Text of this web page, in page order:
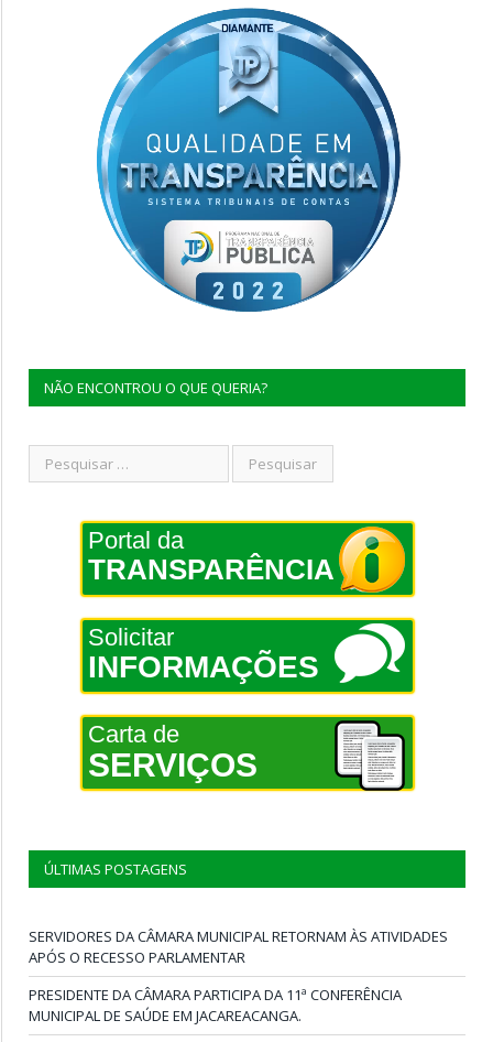
NÃO ENCONTROU O QUE QUERIA?
Portal da
TRANSPARÊNCIA
Solicitar
INFORMAÇÕES
Carta de
SERVIÇOS
ÚLTIMAS POSTAGENS
SERVIDORES DA CÂMARA MUNICIPAL RETORNAM ÀS ATIVIDADES
APÓS O RECESSO PARLAMENTAR
PRESIDENTE DA CÂMARA PARTICIPA DA 11ª CONFERÊNCIA
MUNICIPAL DE SAÚDE EM JACAREACANGA.